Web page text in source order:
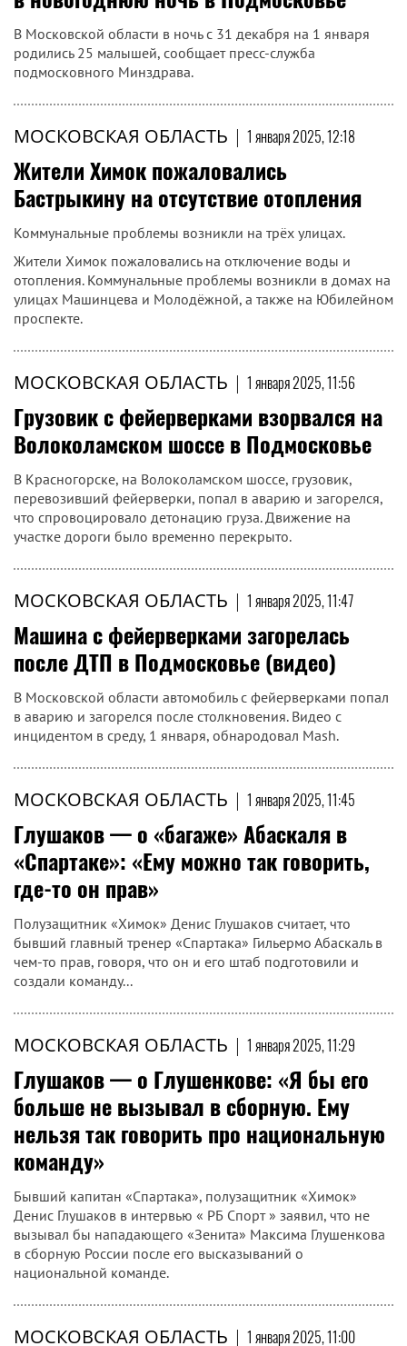
В Московской области в ночь с 31 декабря на 1 января
родились 25 малышей, сообщает пресс-служба
подмосковного Минздрава.
МОСКОВСКАЯ ОБЛАСТЬ | 1 января 2025, 12:18
Жители Химок пожаловались
Бастрыкину на отсутствие отопления
Коммунальные проблемы возникли на трёх улицах.
Жители Химок пожаловались на отключение воды и
отопления. Коммунальные проблемы возникли в домах на
улицах Машинцева и Молодёжной, а также на Юбилейном
проспекте.
МОСКОВСКАЯ ОБЛАСТЬ | 1 января 2025, 11:56
Грузовик с фейерверками взорвался на
Волоколамском шоссе в Подмосковье
В Красногорске, на Волоколамском шоссе, грузовик,
перевозивший фейерверки, попал в аварию и загорелся,
что спровоцировало детонацию груза. Движение на
участке дороги было временно перекрыто.
МОСКОВСКАЯ ОБЛАСТЬ | 1 января 2025, 11:47
Машина с фейерверками загорелась
после ДТП в Подмосковье (видео)
В Московской области автомобиль с фейерверками попал
в аварию и загорелся после столкновения. Видео с
инцидентом в среду, 1 января, обнародовал Mash.
МОСКОВСКАЯ ОБЛАСТЬ | 1 января 2025, 11:45
Глушаков — о «багаже» Абаскаля в
«Спартаке»: «Ему можно так говорить,
где-то он прав»
Полузащитник «Химок» Денис Глушаков считает, что
бывший главный тренер «Спартака» Гильермо Абаскаль в
чем-то прав, говоря, что он и его штаб подготовили и
создали команду...
МОСКОВСКАЯ ОБЛАСТЬ | 1 января 2025, 11:29
Глушаков — о Глушенкове: «Я бы его
больше не вызывал в сборную. Ему
нельзя так говорить про национальную
команду»
Бывший капитан «Спартака», полузащитник «Химок»
Денис Глушаков в интервью « РБ Спорт » заявил, что не
вызывал бы нападающего «Зенита» Максима Глушенкова
в сборную России после его высказываний о
национальной команде.
МОСКОВСКАЯ ОБЛАСТЬ | 1 января 2025, 11:00